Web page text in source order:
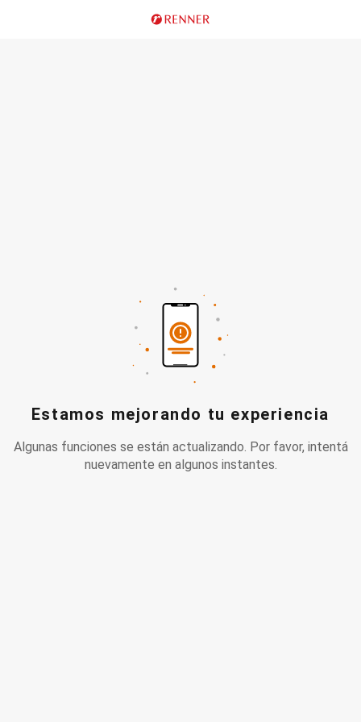
Estamos mejorando tu experiencia
Algunas funciones se están actualizando. Por favor, intentá
nuevamente en algunos instantes.